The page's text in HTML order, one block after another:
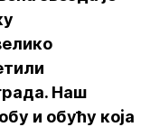
Наш
и обућу која